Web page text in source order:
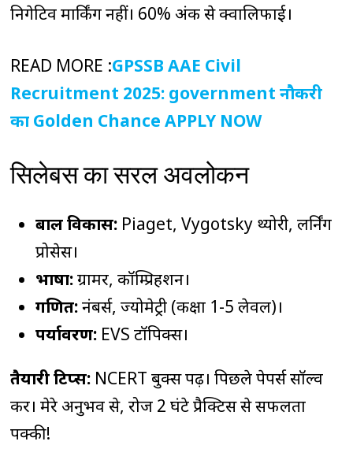
निगेटिव मार्किंग नहीं। 60% अंक से क्वालिफाई।
READ MORE :GPSSB AAE Civil
Recruitment 2025: government नौकरी
का Golden Chance APPLY NOW
सिलेबस का सरल अवलोकन
बाल विकास:Piaget, Vygotsky थ्योरी, लर्निंग
प्रोसेस।
भाषा:ग्रामर, कॉम्प्रिहेंशन।
गणित:नंबर्स, ज्योमेट्री (कक्षा 1-5 लेवल)।
पर्यावरण:EVS टॉपिक्स।
तैयारी टिप्स:NCERT बुक्स पढ़ें। पिछले पेपर्स सॉल्व
करें। मेरे अनुभव से, रोज 2 घंटे प्रैक्टिस से सफलता
पक्की!